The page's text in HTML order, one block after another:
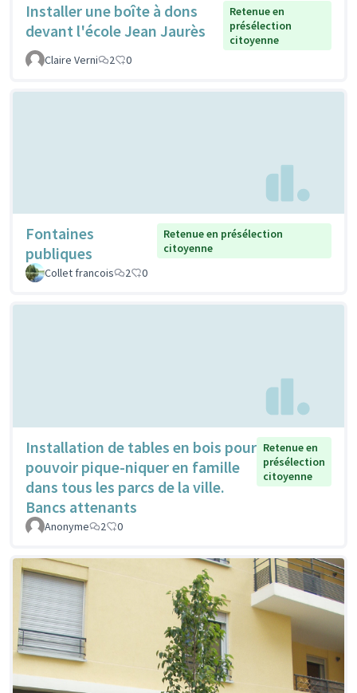
Installer une boîte à dons
devant l'école Jean Jaurès
Retenue en
présélection
citoyenne
Claire Verni
2 0
Fontaines
publiques
Retenue en présélection
citoyenne
Collet francois
2 0
Installation de tables en bois pour
pouvoir pique-niquer en famille
dans tous les parcs de la ville.
Bancs attenants
Retenue en
présélection
citoyenne
Anonyme 2 0